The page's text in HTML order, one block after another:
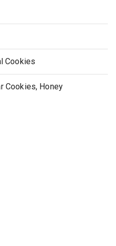
Cookies
Cookies, Honey